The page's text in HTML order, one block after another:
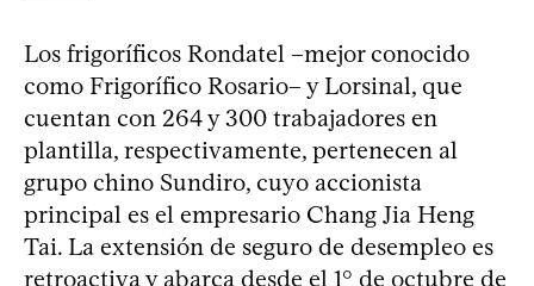
Los frigoríficos Rondatel –mejor conocido
como Frigorífico Rosario– y Lorsinal, que
cuentan con 264 y 300 trabajadores en
plantilla, respectivamente, pertenecen al
grupo chino Sundiro, cuyo accionista
principal es el empresario Chang Jia Heng
Tai. La extensión de seguro de desempleo es
retroactiva y abarca desde el 1° de octubre de